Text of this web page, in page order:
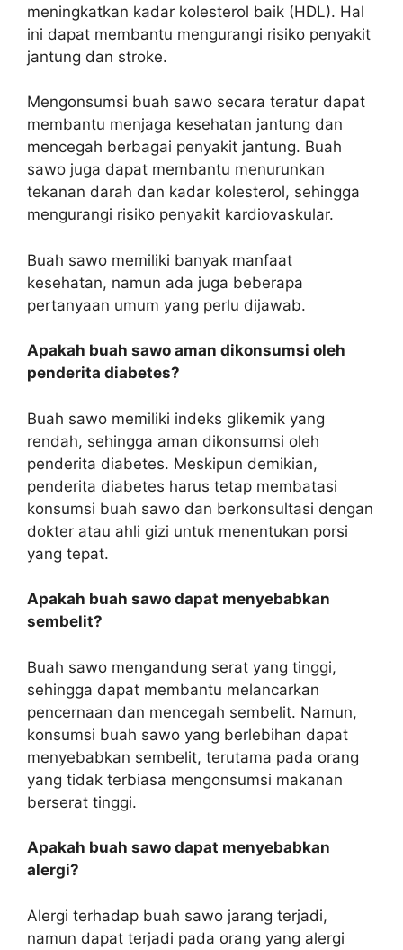
meningkatkan kadar kolesterol baik (HDL). Hal
ini dapat membantu mengurangi risiko penyakit
jantung dan stroke.
Mengonsumsi buah sawo secara teratur dapat
membantu menjaga kesehatan jantung dan
mencegah berbagai penyakit jantung. Buah
sawo juga dapat membantu menurunkan
tekanan darah dan kadar kolesterol, sehingga
mengurangi risiko penyakit kardiovaskular.
Buah sawo memiliki banyak manfaat
kesehatan, namun ada juga beberapa
pertanyaan umum yang perlu dijawab.
Apakah buah sawo aman dikonsumsi oleh
penderita diabetes?
Buah sawo memiliki indeks glikemik yang
rendah, sehingga aman dikonsumsi oleh
penderita diabetes. Meskipun demikian,
penderita diabetes harus tetap membatasi
konsumsi buah sawo dan berkonsultasi dengan
dokter atau ahli gizi untuk menentukan porsi
yang tepat.
Apakah buah sawo dapat menyebabkan
sembelit?
Buah sawo mengandung serat yang tinggi,
sehingga dapat membantu melancarkan
pencernaan dan mencegah sembelit. Namun,
konsumsi buah sawo yang berlebihan dapat
menyebabkan sembelit, terutama pada orang
yang tidak terbiasa mengonsumsi makanan
berserat tinggi.
Apakah buah sawo dapat menyebabkan
alergi?
Alergi terhadap buah sawo jarang terjadi,
namun dapat terjadi pada orang yang alergi